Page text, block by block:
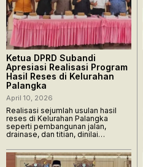
Ketua DPRD Subandi
Apresiasi Realisasi Program
Hasil Reses di Kelurahan
Palangka
April 10, 2026
Realisasi sejumlah usulan hasil
reses di Kelurahan Palangka
seperti pembangunan jalan,
drainase, dan titian, dinilai…